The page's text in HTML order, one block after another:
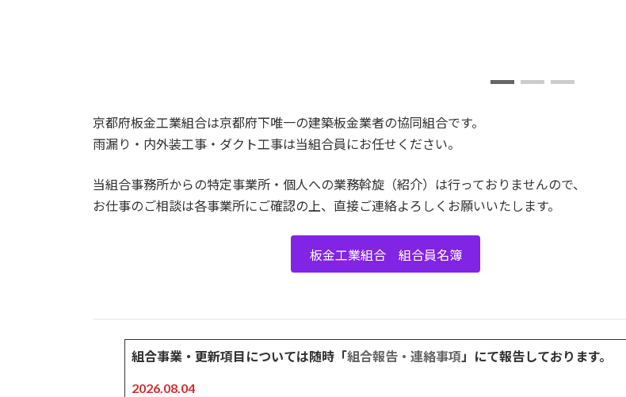
京都府板金工業組合は京都府下唯一の建築板金業者の協同組合です。
雨漏り・内外装工事・ダクト工事は当組合員にお任せください。
当組合事務所からの特定事業所・個人への業務斡旋（紹介）は行っておりませんので、
お仕事のご相談は各事業所にご確認の上、直接ご連絡よろしくお願いいたします。
板金工業組合 組合員名簿
組合事業・更新項目については随時「組合報告・連絡事項 」にて報告しております。
2026.08.04